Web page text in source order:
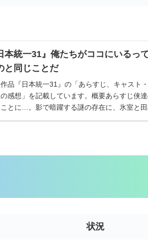
本統一31』俺たちがココにいるっ
と同じことだ
品『日本統一31』の「あらすじ、キャスト
感想」を記載しています。概要あらすじ侠
とに…。影で暗躍する謎の存在に、氷室と田
組長・棟...
状況